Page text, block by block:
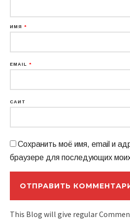
ИМЯ *
EMAIL *
САЙТ
Сохранить моё имя, email и
браузере для последующих
This Blog will give regular